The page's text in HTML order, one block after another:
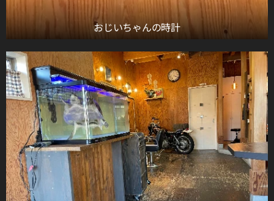
おじいちゃんの時計